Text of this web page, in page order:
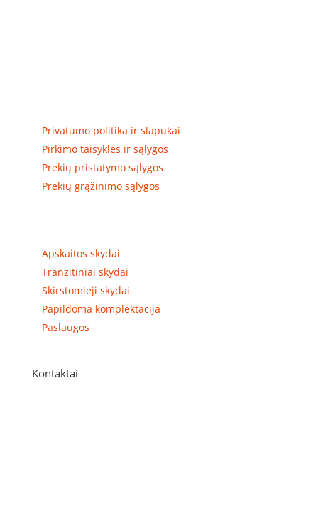
Privatumo politika ir slapukai
Pirkimo taisyklės ir sąlygos
Prekių pristatymo sąlygos
Prekių grąžinimo sąlygos
Apskaitos skydai
Tranzitiniai skydai
Skirstomieji skydai
Papildoma komplektacija
Paslaugos
Kontaktai